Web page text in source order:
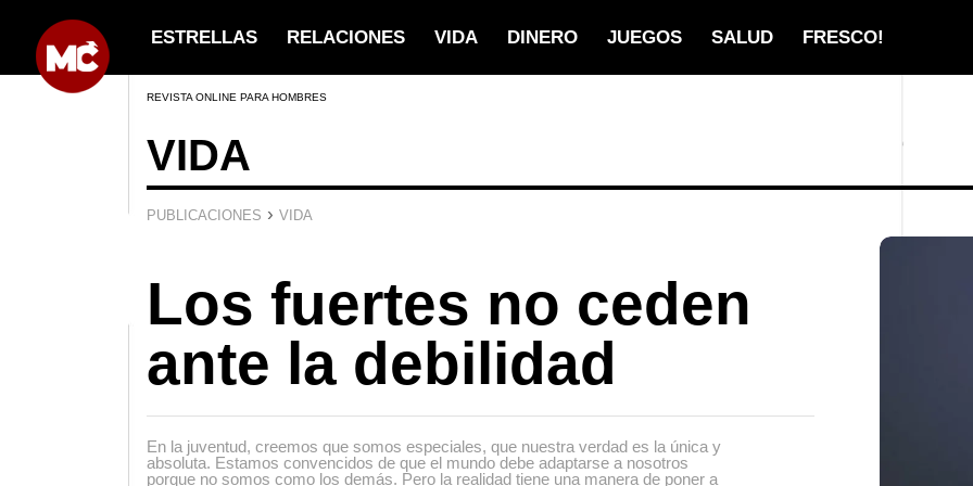
ESTRELLAS RELACIONES VIDA DINERO JUEGOS SALUD FRESCO!
REVISTA ONLINE PARA HOMBRES
VIDA
PUBLICACIONES › VIDA
Los fuertes no ceden
ante la debilidad
En la juventud, creemos que somos especiales, que nuestra verdad es la única y
absoluta. Estamos convencidos de que el mundo debe adaptarse a nosotros
porque no somos como los demás. Pero la realidad tiene una manera de poner a